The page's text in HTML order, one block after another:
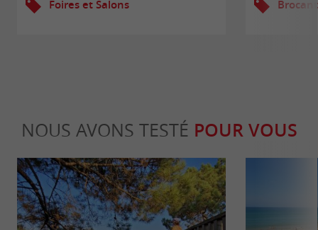
Foires et Salons
NOUS AVONS TESTÉ POUR VOUS